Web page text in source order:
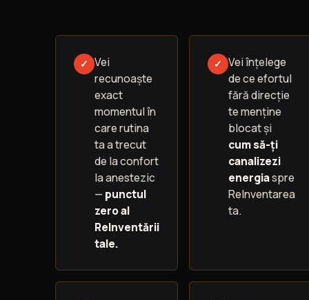
✓
Vei
recunoaște
exact
momentul în
care rutina
ta a trecut
de la confort
la anestezic
— punctul
zero al
ReInventării
tale.
✓
Vei înțelege
de ce efortul
fără direcție
te menține
blocat și
cum să-ți
canalizezi
energiaspre
ReInventarea
ta.